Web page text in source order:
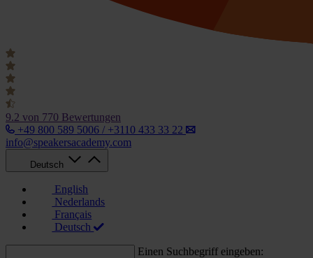
9.2 von 770 Bewertungen
+49 800 589 5006 / +3110 433 33 22
info@speakersacademy.com
Deutsch
English
Nederlands
Français
Deutsch
Einen Suchbegriff eingeben: